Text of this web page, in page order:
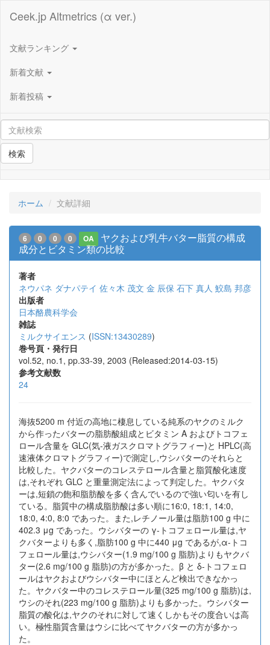
Ceek.jp Altmetrics (α ver.)
文献ランキング
新着文献
新着投稿
検索
ホーム 文献詳細
6 0 0 0 OA
ヤクおよび乳牛バター脂質の構成
成分とビタミン類の比較
著者
ネウパネ ダナパテイ 佐々木 茂文 金 辰保 石下 真人 鮫島 邦彦
出版者
日本酪農科学会
雑誌
ミルクサイエンス (ISSN:13430289)
巻号頁・発行日
vol.52, no.1, pp.33-39, 2003 (Released:2014-03-15)
参考文献数
24
海抜5200 m 付近の高地に棲息している純系のヤクのミルク
から作ったバターの脂肪酸組成とビタミン A およびトコフェ
ロール含量を GLC(気-液ガスクロマトグラフィー)と HPLC(高
速液体クロマトグラフィー)で測定し,ウシバターのそれらと
比較した。ヤクバターのコレステロール含量と脂質酸化速度
は,それぞれ GLC と重量測定法によって判定した。ヤクバタ
ーは,短鎖の飽和脂肪酸を多く含んでいるので強い匂いを有し
ている。脂質中の構成脂肪酸は多い順に16:0, 18:1, 14:0,
18:0, 4:0, 8:0 であった。また,レチノール量は脂肪100 g 中に
402.3 μg であった。ウシバターの γ-トコフェロール量は,ヤ
クバターよりも多く,脂肪100 g 中に440 μg であるが,α-トコ
フェロール量は,ウシバター(1.9 mg/100 g 脂肪)よりもヤクバ
ター(2.6 mg/100 g 脂肪)の方が多かった。β と δ-トコフェロ
ールはヤクおよびウシバター中にほとんど検出できなかっ
た。ヤクバター中のコレステロール量(325 mg/100 g 脂肪)は,
ウシのそれ(223 mg/100 g 脂肪)よりも多かった。ウシバター
脂質の酸化は,ヤクのそれに対して速くしかもその度合いは高
い。極性脂質含量はウシに比べてヤクバターの方が多かっ
た。